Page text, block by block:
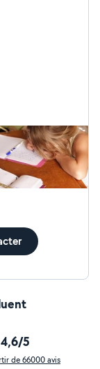
4,6/5
de 66000 avis